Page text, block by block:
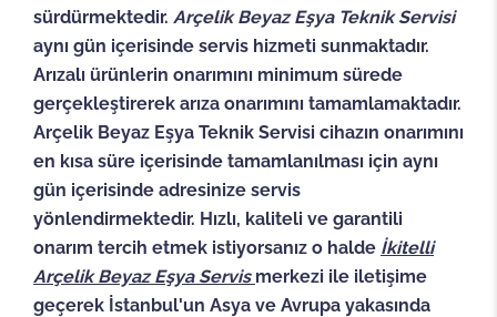
sürdürmektedir. Arçelik Beyaz Eşya Teknik Servisi
aynı gün içerisinde servis hizmeti sunmaktadır.
Arızalı ürünlerin onarımını minimum sürede
gerçekleştirerek arıza onarımını tamamlamaktadır.
Arçelik Beyaz Eşya Teknik Servisi cihazın onarımını
en kısa süre içerisinde tamamlanılması için aynı
gün içerisinde adresinize servis
yönlendirmektedir. Hızlı, kaliteli ve garantili
onarım tercih etmek istiyorsanız o halde İkitelli
Arçelik Beyaz Eşya Servis merkezi ile iletişime
geçerek İstanbul'un Asya ve Avrupa yakasında